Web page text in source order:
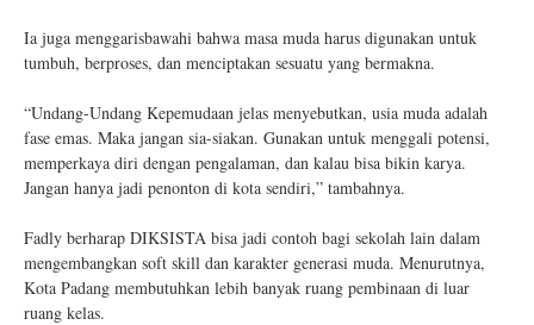
Ia juga menggarisbawahi bahwa masa muda harus digunakan untuk
tumbuh, berproses, dan menciptakan sesuatu yang bermakna.
“Undang-Undang Kepemudaan jelas menyebutkan, usia muda adalah
fase emas. Maka jangan sia-siakan. Gunakan untuk menggali potensi,
memperkaya diri dengan pengalaman, dan kalau bisa bikin karya.
Jangan hanya jadi penonton di kota sendiri,” tambahnya.
Fadly berharap DIKSISTA bisa jadi contoh bagi sekolah lain dalam
mengembangkan soft skill dan karakter generasi muda. Menurutnya,
Kota Padang membutuhkan lebih banyak ruang pembinaan di luar
ruang kelas.